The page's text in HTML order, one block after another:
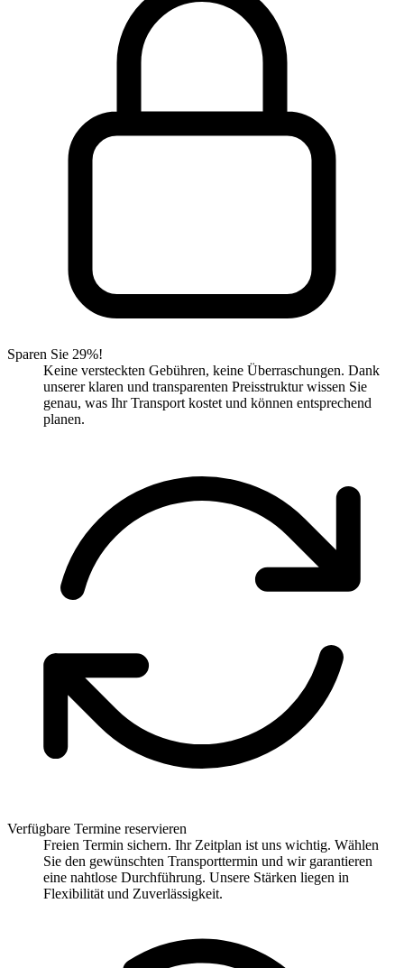
Sparen Sie 29%!
Keine versteckten Gebühren, keine Überraschungen. Dank
unserer klaren und transparenten Preisstruktur wissen Sie
genau, was Ihr Transport kostet und können entsprechend
planen.
Verfügbare Termine reservieren
Freien Termin sichern. Ihr Zeitplan ist uns wichtig. Wählen
Sie den gewünschten Transporttermin und wir garantieren
eine nahtlose Durchführung. Unsere Stärken liegen in
Flexibilität und Zuverlässigkeit.